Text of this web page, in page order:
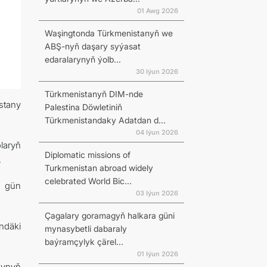
gün
01 Awg 2026
Waşingtonda Türkmenistanyň we
ABŞ-nyň daşary syýasat
edaralarynyň ýolb...
30 Iýun 2026
Türkmenistanyň DIM-nde
Palestina Döwletiniň
Türkmenistandaky Adatdan d...
04 Iýun 2026
Diplomatic missions of
Turkmenistan abroad widely
celebrated World Bic...
03 Iýun 2026
Çagalary goramagyň halkara güni
mynasybetli dabaraly
baýramçylyk çärel...
01 Iýun 2026